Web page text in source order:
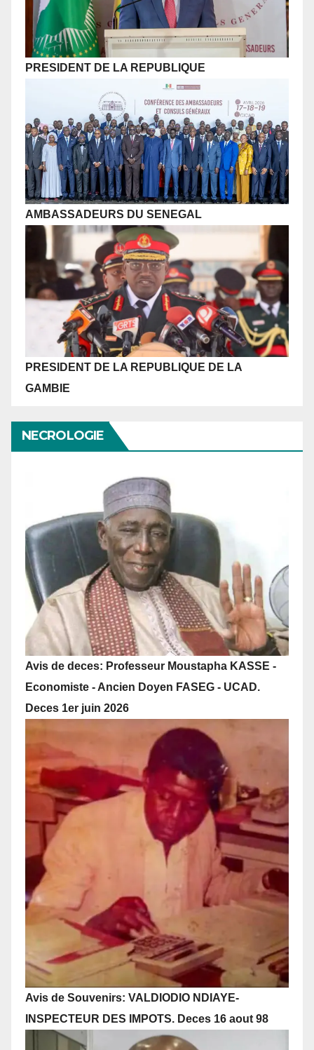
PRESIDENT DE LA REPUBLIQUE
AMBASSADEURS DU SENEGAL
PRESIDENT DE LA REPUBLIQUE DE LA
GAMBIE
NECROLOGIE
Avis de deces: Professeur Moustapha KASSE -
Economiste - Ancien Doyen FASEG - UCAD.
Deces 1er juin 2026
Avis de Souvenirs: VALDIODIO NDIAYE-
INSPECTEUR DES IMPOTS. Deces 16 aout 98